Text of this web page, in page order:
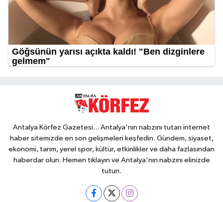
Antalya Körfez Gazetesi... Antalya'nın nabzını tutan internet
haber sitemizde en son gelişmeleri keşfedin. Gündem, siyaset,
ekonomi, tarım, yerel spor, kültür, etkinlikler ve daha fazlasından
haberdar olun. Hemen tıklayın ve Antalya'nın nabzını elinizde
tutun.